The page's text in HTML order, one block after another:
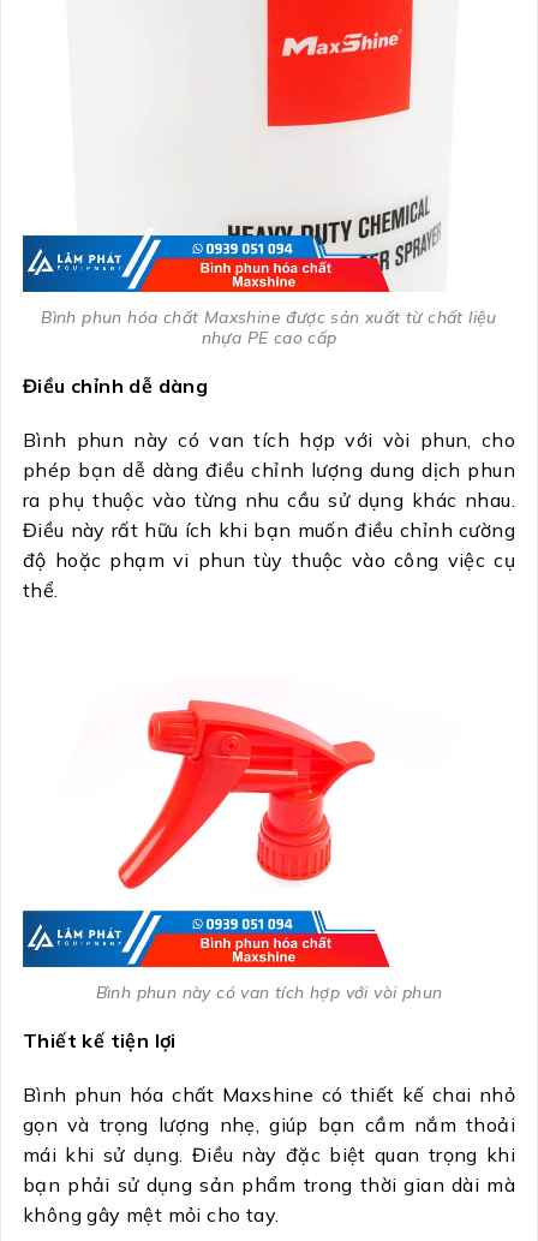
Bình phun hóa chất Maxshine được sản xuất từ chất liệu
nhựa PE cao cấp
Điều chỉnh dễ dàng
Bình phun này có van tích hợp với vòi phun, cho
phép bạn dễ dàng điều chỉnh lượng dung dịch phun
ra phụ thuộc vào từng nhu cầu sử dụng khác nhau.
Điều này rất hữu ích khi bạn muốn điều chỉnh cường
độ hoặc phạm vi phun tùy thuộc vào công việc cụ
thể.
Bình phun này có van tích hợp với vòi phun
Thiết kế tiện lợi
Bình phun hóa chất Maxshine có thiết kế chai nhỏ
gọn và trọng lượng nhẹ, giúp bạn cầm nắm thoải
mái khi sử dụng. Điều này đặc biệt quan trọng khi
bạn phải sử dụng sản phẩm trong thời gian dài mà
không gây mệt mỏi cho tay.